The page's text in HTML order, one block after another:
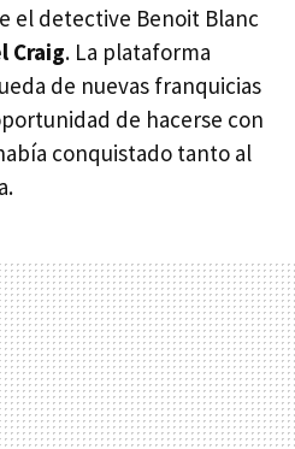
el detective Benoit Blanc
Craig. La plataforma
de nuevas franquicias
de hacerse con
conquistado tanto al